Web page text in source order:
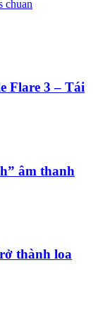
Flare 3 – Tái
âm thanh
thành loa